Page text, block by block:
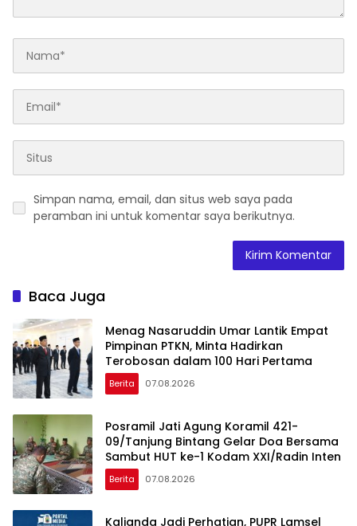
Simpan nama, email, dan situs web saya pada
peramban ini untuk komentar saya berikutnya.
Baca Juga
Menag Nasaruddin Umar Lantik Empat
Pimpinan PTKN, Minta Hadirkan
Terobosan dalam 100 Hari Pertama
Berita 07.08.2026
Posramil Jati Agung Koramil 421-
09/Tanjung Bintang Gelar Doa Bersama
Sambut HUT ke-1 Kodam XXI/Radin Inten
Berita 07.08.2026
Kalianda Jadi Perhatian, PUPR Lamsel